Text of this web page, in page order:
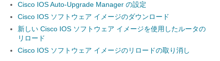
Cisco IOS Auto-Upgrade Manager の設定
Cisco IOS ソフトウェア イメージのダウンロード
新しい Cisco IOS ソフトウェア イメージを使用したルータの
リロード
Cisco IOS ソフトウェア イメージのリロードの取り消し